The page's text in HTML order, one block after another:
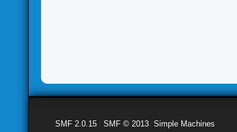
SMF 2.0.15 |SMF © 2013 ,Simple Machines